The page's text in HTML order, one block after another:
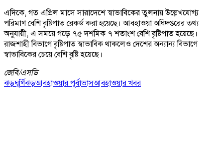
এদিকে, গত এপ্রিল মাসে সারাদেশে স্বাভাবিকের তুলনায় উল্লেখযোগ্য
পরিমাণ বেশি বৃষ্টিপাত রেকর্ড করা হয়েছে। আবহাওয়া অধিদপ্তরের তথ্য
অনুযায়ী, এ সময়ে গড়ে ৭৫ দশমিক ৭ শতাংশ বেশি বৃষ্টিপাত হয়েছে।
রাজশাহী বিভাগে বৃষ্টিপাত স্বাভাবিক থাকলেও দেশের অন্যান্য বিভাগে
স্বাভাবিকের চেয়ে বেশি বৃষ্টি হয়েছে।
জেবি/এসডি
ঝড়ঘূর্ণিঝড়আবহাওয়ার পূর্বাভাসআবহাওয়ার খবর